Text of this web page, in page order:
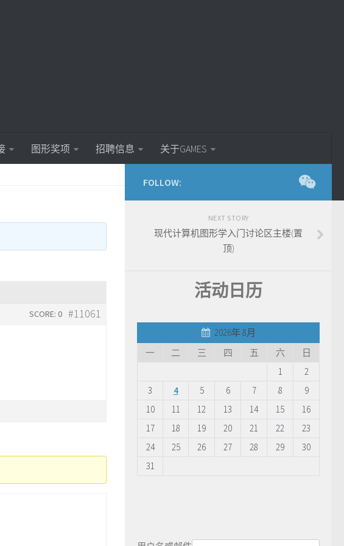
图形奖项 招聘信息 关于GAMES
#11061
SCORE: 0
FOLLOW:
NEXT STORY
现代计算机图形学入门讨论区主楼(置
顶)
活动日历
2026年 8月
一
二 三 四 五 六
日
1
2
3
4 5 6 7 8
9
10
11 12 13 14 15
16
17
18 19 20 21 22
23
24
25 26 27 28 29
30
31